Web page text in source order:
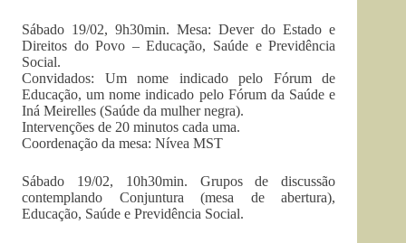
Sábado 19/02, 9h30min. Mesa: Dever do Estado e
Direitos do Povo – Educação, Saúde e Previdência
Social.
Convidados: Um nome indicado pelo Fórum de
Educação, um nome indicado pelo Fórum da Saúde e
Iná Meirelles (Saúde da mulher negra).
Intervenções de 20 minutos cada uma.
Coordenação da mesa: Nívea MST
Sábado 19/02, 10h30min. Grupos de discussão
contemplando Conjuntura (mesa de abertura),
Educação, Saúde e Previdência Social.